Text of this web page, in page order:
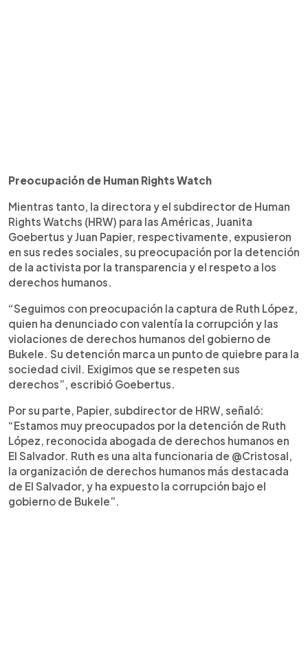
Preocupación de Human Rights Watch
Mientras tanto, la directora y el subdirector de Human
Rights Watchs (HRW) para las Américas, Juanita
Goebertus y Juan Papier, respectivamente, expusieron
en sus redes sociales, su preocupación por la detención
de la activista por la transparencia y el respeto a los
derechos humanos.
“Seguimos con preocupación la captura de Ruth López,
quien ha denunciado con valentía la corrupción y las
violaciones de derechos humanos del gobierno de
Bukele. Su detención marca un punto de quiebre para la
sociedad civil. Exigimos que se respeten sus
derechos”, escribió Goebertus.
Por su parte, Papier, subdirector de HRW, señaló:
“Estamos muy preocupados por la detención de Ruth
López, reconocida abogada de derechos humanos en
El Salvador. Ruth es una alta funcionaria de @Cristosal,
la organización de derechos humanos más destacada
de El Salvador, y ha expuesto la corrupción bajo el
gobierno de Bukele”.